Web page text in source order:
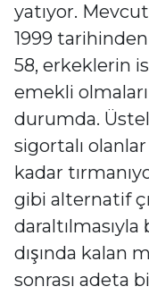
yatıyor.
1999
58, erkeklerin
emekli
durumda.
sigortalı
kadar
gibi alternatif
dışında kalan
sonrası adeta